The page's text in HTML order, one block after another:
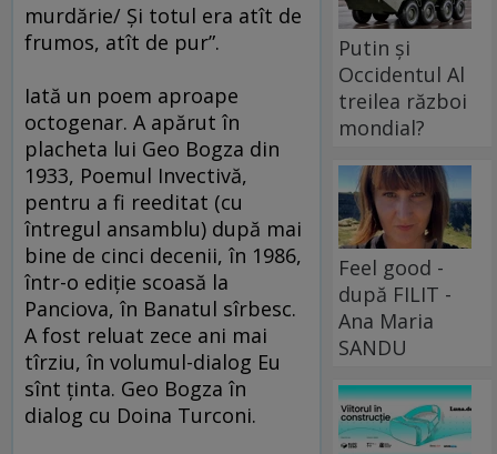
murdărie/ Şi totul era atît de
frumos, atît de pur”.
Iată un poem aproape
octogenar. A apărut în
placheta lui Geo Bogza din
1933, Poemul Invectivă,
pentru a fi reeditat (cu
întregul ansamblu) după mai
bine de cinci decenii, în 1986,
într-o ediţie scoasă la
Panciova, în Banatul sîrbesc.
A fost reluat zece ani mai
tîrziu, în volumul-dialog Eu
sînt ţinta. Geo Bogza în
dialog cu Doina Turconi.
Putin și
Occidentul Al
treilea război
mondial?
Feel good -
după FILIT -
Ana Maria
SANDU